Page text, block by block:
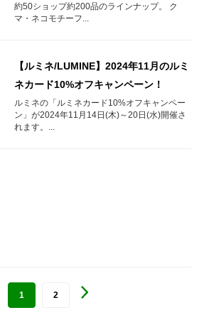
約50ショップ約200品のラインナップ。 ク
マ・ネコモチーフ...
【ルミネ/LUMINE】2024年11月のルミ
ネカード10%オフキャンペーン！
ルミネの「ルミネカード10%オフキャンペー
ン」が2024年11月14日(木)～20日(水)開催さ
れます。...
1 2